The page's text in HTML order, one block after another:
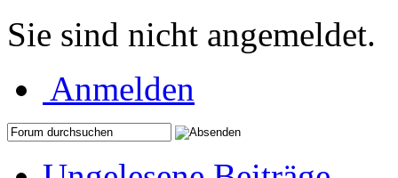
Sie sind nicht angemeldet.
Anmelden